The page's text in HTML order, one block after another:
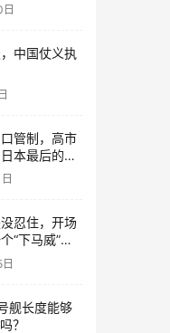
中国仗义执
管制，高市
本最后的国
忍住，开场
“下马威”，
国
舰长度能够
？